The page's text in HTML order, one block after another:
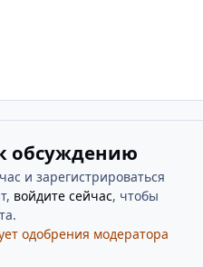
обсуждению
и зарегистрироваться
войдите сейчас, чтобы
одобрения модератора